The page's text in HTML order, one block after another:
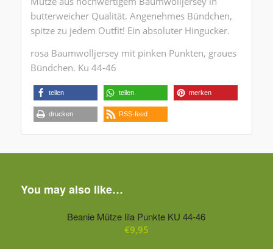
butterweicher Qualität. Angenehmes Bündchen,
spitze zu jedem Outfit! Ein absoluter Hingucker.
rosa Baumwolljersey mit pinken Punkten, graues
Bündchen. Ku 44-46
teilen teilen merken
drucken RSS-feed
You may also like…
Beanie Mütze lila Punkte KU 44-46
€9,95